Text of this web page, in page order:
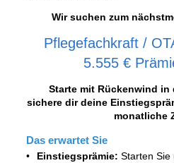
Wir suchen zum
Pflegefachkraft /
5.555 €
Starte mit Rückenwind in
sichere dir deine
monatliche
Das erwartet Sie
Einstiegsprämie: Starten Sie